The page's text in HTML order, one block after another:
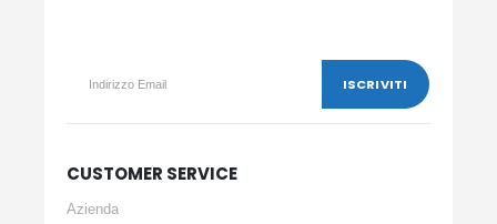
CUSTOMER SERVICE
Azienda